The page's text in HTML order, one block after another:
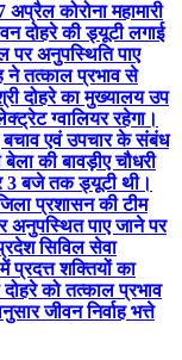
अप्रैल कोरोना महामारी
दोहरे की ड्यूटी लगाई
पर अनुपस्थिति पाए
ने तत्काल प्रभाव से
दोहरे का मुख्यालय उप
ग्वालियर रहेगा।
बचाव एवं उपचार के संबंध
की बावड़ीए चौधरी
3 बजे तक ड्यूटी थी।
प्रशासन की टीम
अनुपस्थित पाए जाने पर
सिविल सेवा
प्रदत्त शक्तियों का
को तत्काल प्रभाव
जीवन निर्वाह भत्ते